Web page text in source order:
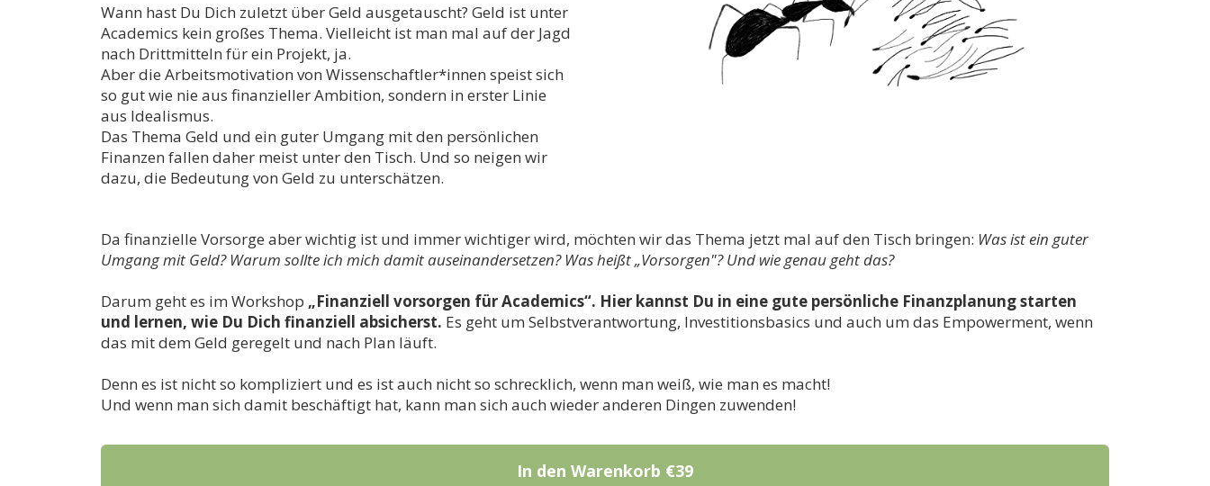
Wann hast Du Dich zuletzt über Geld ausgetauscht? Geld ist unter
Academics kein großes Thema. Vielleicht ist man mal auf der Jagd
nach Drittmitteln für ein Projekt, ja.
Aber die Arbeitsmotivation von Wissenschaftler*innen speist sich
so gut wie nie aus finanzieller Ambition, sondern in erster Linie
aus Idealismus.
Das Thema Geld und ein guter Umgang mit den persönlichen
Finanzen fallen daher meist unter den Tisch. Und so neigen wir
dazu, die Bedeutung von Geld zu unterschätzen.
Da finanzielle Vorsorge aber wichtig ist und immer wichtiger wird, möchten wir das Thema jetzt mal auf den Tisch bringen: Was ist ein guter
Umgang mit Geld? Warum sollte ich mich damit auseinandersetzen? Was heißt „Vorsorgen"? Und wie genau geht das?
Darum geht es im Workshop „Finanziell vorsorgen für Academics“. Hier kannst Du in eine gute persönliche Finanzplanung starten
und lernen, wie Du Dich finanziell absicherst. Es geht um Selbstverantwortung, Investitionsbasics und auch um das Empowerment, wenn
das mit dem Geld geregelt und nach Plan läuft.
Denn es ist nicht so kompliziert und es ist auch nicht so schrecklich, wenn man weiß, wie man es macht!
Und wenn man sich damit beschäftigt hat, kann man sich auch wieder anderen Dingen zuwenden!
In den Warenkorb €39